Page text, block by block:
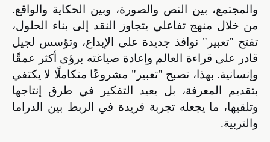
والمجتمع، بين النص والصورة، وبين الحكاية والواقع.
من خلال منهج تفاعلي يتجاوز النقد إلى بناء الحلول،
تفتح "تعبير" نوافذ جديدة على الإبداع، وتؤسس لجيل
قادر على قراءة العالم وإعادة صياغته برؤى أكثر عمقًا
وإنسانية. بهذا، تصبح "تعبير" مشروعًا متكاملًا لا يكتفي
بتقديم المعرفة، بل يعيد التفكير في طرق إنتاجها
وتلقيها، ما يجعله تجربة فريدة في الربط بين الدراما
والتربية.